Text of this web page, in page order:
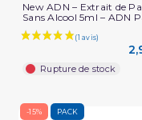
New ADN – Extrait de
Sans Alcool 5ml – ADN
Rupture de stock
-15% PACK